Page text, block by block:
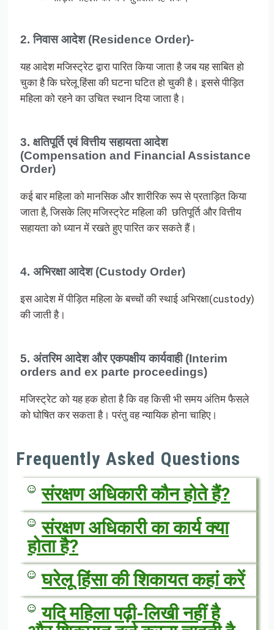
2. निवास आदेश (Residence Order)-
यह आदेश मजिस्ट्रेट द्वारा पारित किया जाता है जब यह साबित हो
चुका है कि घरेलू हिंसा की घटना घटित हो चुकी है। इससे पीड़ित
महिला को रहने का उचित स्थान दिया जाता है।
3. क्षतिपूर्ति एवं वित्तीय सहायता आदेश
(Compensation and Financial Assistance
Order)
कई बार महिला को मानसिक और शारीरिक रूप से प्रताड़ित किया
जाता है, जिसके लिए मजिस्ट्रेट महिला की छतिपूर्ति और वित्तीय
सहायता को ध्यान में रखते हुए पारित कर सकते हैं।
4. अभिरक्षा आदेश (Custody Order)
इस आदेश में पीड़ित महिला के बच्चों की स्थाई अभिरक्षा(custody)
की जाती है।
5. अंतरिम आदेश और एकपक्षीय कार्यवाही (Interim
orders and ex parte proceedings)
मजिस्ट्रेट को यह हक होता है कि वह किसी भी समय अंतिम फैसले
को घोषित कर सकता है। परंतु वह न्यायिक होना चाहिए।
Frequently Asked Questions
संरक्षण अधिकारी कौन होते हैं?
संरक्षण अधिकारी का कार्य क्या
होता है?
घरेलू हिंसा की शिकायत कहां करें
यदि महिला पढ़ी-लिखी नहीं है